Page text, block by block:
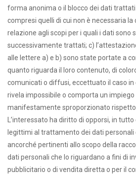
forma anonima o il blocco dei dati
compresi quelli di cui non è necessaria la
relazione agli scopi per i quali i dati sono
successivamente trattati; c)
alle lettere a) e b) sono state portate a
quanto riguarda il loro contenuto, di
comunicati o diffusi, eccettuato il caso
rivela impossibile o comporta un
manifestamente sproporzionato
L’interessato ha diritto di opporsi, in
legittimi al trattamento dei dati personali
ancorché pertinenti allo scopo della
dati personali che lo riguardano a fini di
pubblicitario o di vendita diretta o per il